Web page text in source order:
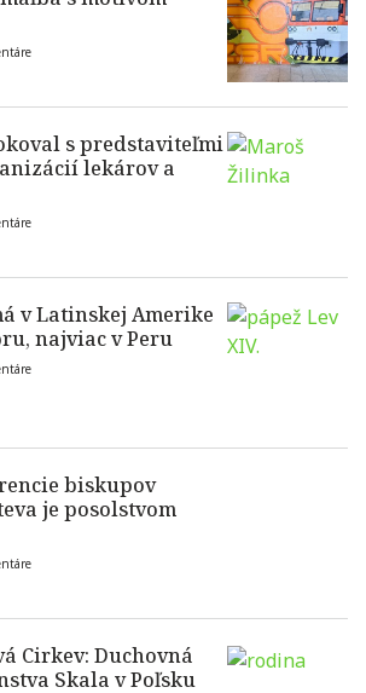
s predstaviteľmi
lekárov a
v Latinskej Amerike
najviac v Peru
biskupov
je posolstvom
Cirkev: Duchovná
Skala v Poľsku